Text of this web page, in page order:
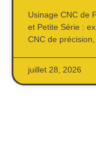
Usinage CNC de
et Petite Série :
CNC de
juillet 28, 2026